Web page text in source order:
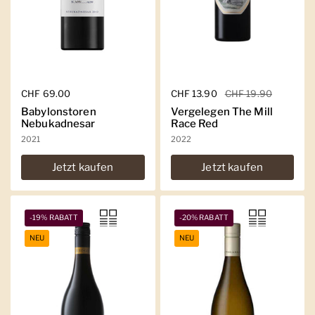
Regulärer Preis
CHF 69.00
Babylonstoren
Nebukadnesar
2021
Jetzt kaufen
Regulärer Preis
CHF 13.90 Sale-Preis
CHF 19.90
Vergelegen The Mill
Race Red
2022
Jetzt kaufen
-19% RABATT
NEU
-20% RABATT
NEU